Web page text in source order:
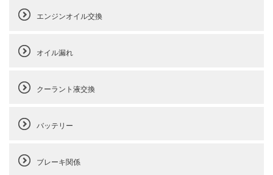
エンジンオイル交換
オイル漏れ
クーラント液交換
バッテリー
ブレーキ関係